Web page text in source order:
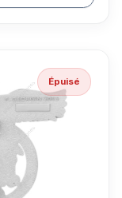
Épuisé